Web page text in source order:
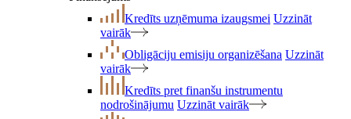
Kredīts uzņēmuma izaugsmei Uzzināt
vairāk
Obligāciju emisiju organizēšana Uzzināt
vairāk
Kredīts pret finanšu instrumentu
nodrošinājumu Uzzināt vairāk